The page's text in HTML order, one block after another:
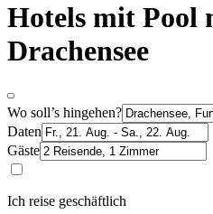
Hotels mit Pool
Drachensee
Wo soll’s hingehen?
Daten
Gäste
Ich reise geschäftlich